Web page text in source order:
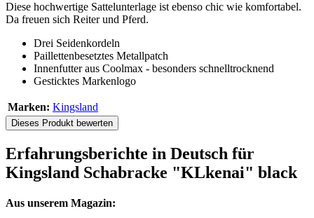
Diese hochwertige Sattelunterlage ist ebenso chic wie komfortabel.
Da freuen sich Reiter und Pferd.
Drei Seidenkordeln
Paillettenbesetztes Metallpatch
Innenfutter aus Coolmax - besonders schnelltrocknend
Gesticktes Markenlogo
Marken: Kingsland
Dieses Produkt bewerten
Erfahrungsberichte in Deutsch für
Kingsland Schabracke "KLkenai" black
Aus unserem Magazin: